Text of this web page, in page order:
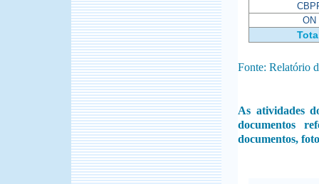
ON
Fonte: Relatório
As atividades
documentos
documentos,